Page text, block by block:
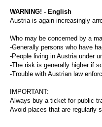
WARNING! - English
Austria is again increasingly
Who may be concerned by a
-Generally persons who have
-People living in Austria under
-The risk is generally higher if
-Trouble with Austrian law
IMPORTANT:
Always buy a ticket for public
Avoid places that are regularly